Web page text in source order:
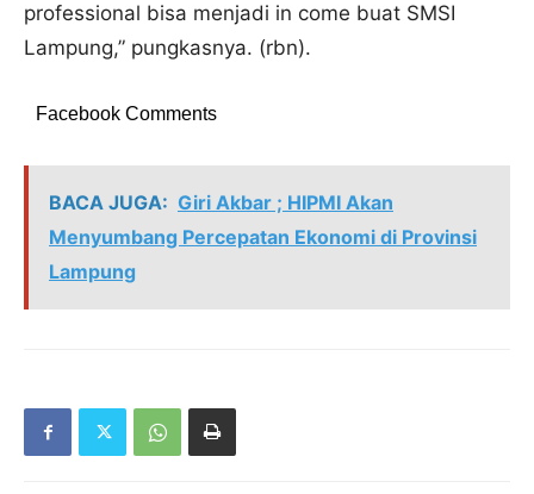
professional bisa menjadi in come buat SMSI
Lampung,” pungkasnya. (rbn).
Facebook Comments
BACA JUGA: Giri Akbar ; HIPMI Akan
Menyumbang Percepatan Ekonomi di Provinsi
Lampung